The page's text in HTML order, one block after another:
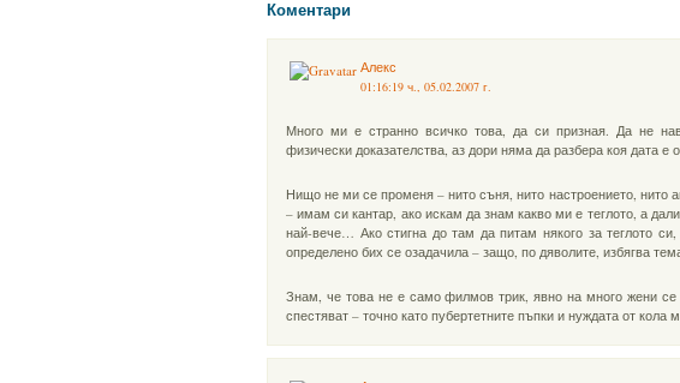
Коментари
Алекс
01:16:19 ч., 05.02.2007 г.
Много ми е странно всичко това, да си призная. Да не
физически доказателства, аз дори няма да разбера коя дата е
Нищо не ми се променя – нито съня, нито настроението,
– имам си кантар, ако искам да знам какво ми е теглото, а
най-вече… Ако стигна до там да питам някого за теглото
определено бих се озадачила – защо, по дяволите, избягва
Знам, че това не е само филмов трик, явно на много жени
спестяват – точно като пубертетните пъпки и нуждата от кола